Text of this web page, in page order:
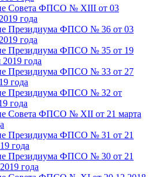
Совета ФПСО № XIII от 03
года
Президиума ФПСО № 36 от 03
года
Президиума ФПСО № 35 от 19
2019 года
Президиума ФПСО № 33 от 27
года
Президиума ФПСО № 32 от
года
Совета ФПСО № XII от 21 марта
Президиума ФПСО № 31 от 21
года
Президиума ФПСО № 30 от 21
года